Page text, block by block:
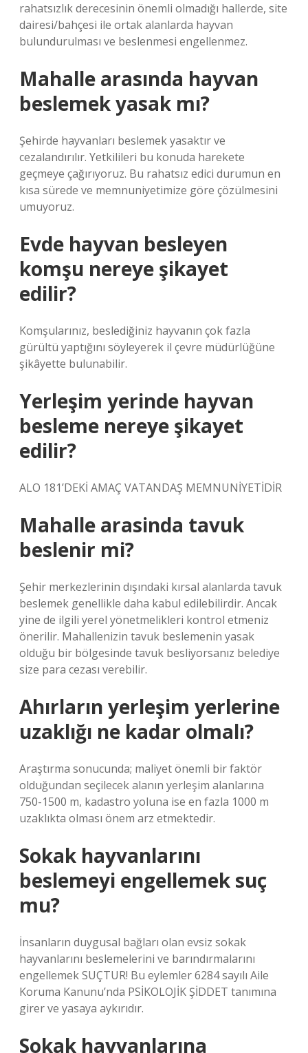
rahatsızlık derecesinin önemli olmadığı hallerde, site
dairesi/bahçesi ile ortak alanlarda hayvan
bulundurulması ve beslenmesi engellenmez.
Mahalle arasında hayvan
beslemek yasak mı?
Şehirde hayvanları beslemek yasaktır ve
cezalandırılır. Yetkilileri bu konuda harekete
geçmeye çağırıyoruz. Bu rahatsız edici durumun en
kısa sürede ve memnuniyetimize göre çözülmesini
umuyoruz.
Evde hayvan besleyen
komşu nereye şikayet
edilir?
Komşularınız, beslediğiniz hayvanın çok fazla
gürültü yaptığını söyleyerek il çevre müdürlüğüne
şikâyette bulunabilir.
Yerleşim yerinde hayvan
besleme nereye şikayet
edilir?
ALO 181’DEKİ AMAÇ VATANDAŞ MEMNUNİYETİDİR
Mahalle arasinda tavuk
beslenir mi?
Şehir merkezlerinin dışındaki kırsal alanlarda tavuk
beslemek genellikle daha kabul edilebilirdir. Ancak
yine de ilgili yerel yönetmelikleri kontrol etmeniz
önerilir. Mahallenizin tavuk beslemenin yasak
olduğu bir bölgesinde tavuk besliyorsanız belediye
size para cezası verebilir.
Ahırların yerleşim yerlerine
uzaklığı ne kadar olmalı?
Araştırma sonucunda; maliyet önemli bir faktör
olduğundan seçilecek alanın yerleşim alanlarına
750-1500 m, kadastro yoluna ise en fazla 1000 m
uzaklıkta olması önem arz etmektedir.
Sokak hayvanlarını
beslemeyi engellemek suç
mu?
İnsanların duygusal bağları olan evsiz sokak
hayvanlarını beslemelerini ve barındırmalarını
engellemek SUÇTUR! Bu eylemler 6284 sayılı Aile
Koruma Kanunu’nda PSİKOLOJİK ŞİDDET tanımına
girer ve yasaya aykırıdır.
Sokak hayvanlarına